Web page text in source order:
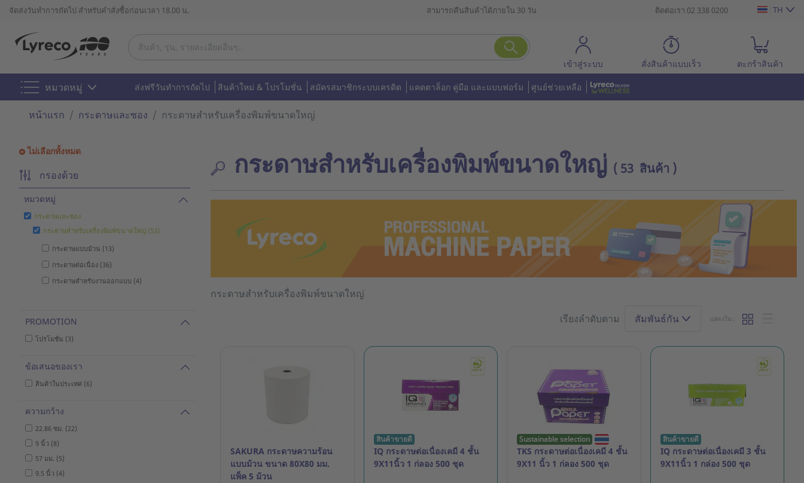
จัดส่งวันทำการถัดไป สำหรับคำสั่งซื้อก่อนเวลา 18.00 น. สามารถคืนสินค้าได้ภายใน 30 วัน ติดต่อเรา 02 338 0200 TH
เข้าสู่ระบบ สั่งสินค้าแบบเร็ว ตะกร้าสินค้า
หมวดหมู่ ส่งฟรีวันทำการถัดไป สินค้าใหม่ & โปรโมชั่น สมัครสมาชิกระบบเครดิต แคตตาล็อก คู่มือ และแบบฟอร์ม ศูนย์ช่วยเหลือ
หน้าแรก กระดาษและซอง กระดาษสำหรับเครื่องพิมพ์ขนาดใหญ่
ไม่เลือกทั้งหมด
กรองด้วย
หมวดหมู่
กระดาษและซอง
กระดาษสำหรับเครื่องพิมพ์ขนาดใหญ่ (53)
กระดาษแบบม้วน (13)
กระดาษต่อเนื่อง (36)
กระดาษสำหรับงานออกแบบ (4)
PROMOTION
โปรโมชั่น (3)
ข้อเสนอของเรา
สินค้าในประเทศ (6)
ความกว้าง
22.86 ซม. (22)
9 นิ้ว (8)
57 มม. (5)
9.5 นิ้ว (4)
กระดาษสำหรับเครื่องพิมพ์ขนาดใหญ่ ( 53 สินค้า )
กระดาษสำหรับเครื่องพิมพ์ขนาดใหญ่
เรียงลำดับตาม
สัมพันธ์กัน แสดงใน :
SAKURA กระดาษความร้อน
แบบม้วน ขนาด 80X80 มม.
แพ็ค 5 ม้วน
สินค้าขายดี
IQ กระดาษต่อเนื่องเคมี 4 ชั้น
9X11นิ้ว 1 ก่ลอง 500 ชุด
Sustainable selection
TKS กระดาษต่อเนื่องเคมี 4 ชั้น
9X11 นิ้ว 1 ก่ลอง 500 ชุด
สินค้าขายดี
IQ กระดาษต่อเนื่องเคมี 3 ชั้น
9X11นิ้ว 1 กล่อง 500 ชุด